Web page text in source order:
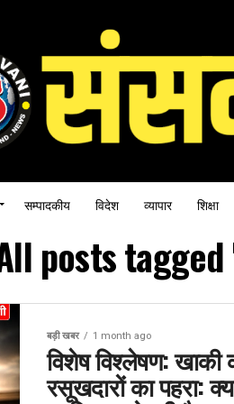
सम्पादकीय विदेश व्यापार शिक्षा
posts
बड़ी खबर 1 month ago
विशेष विश्लेषण: खाकी
रसूखदारों का पहरा: